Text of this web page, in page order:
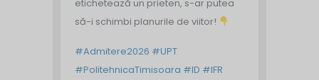
etichetează un prieten, s-ar putea
să-i schimbi planurile de viitor!
#Admitere2026 #UPT
#PolitehnicaTimisoara #ID #IFR